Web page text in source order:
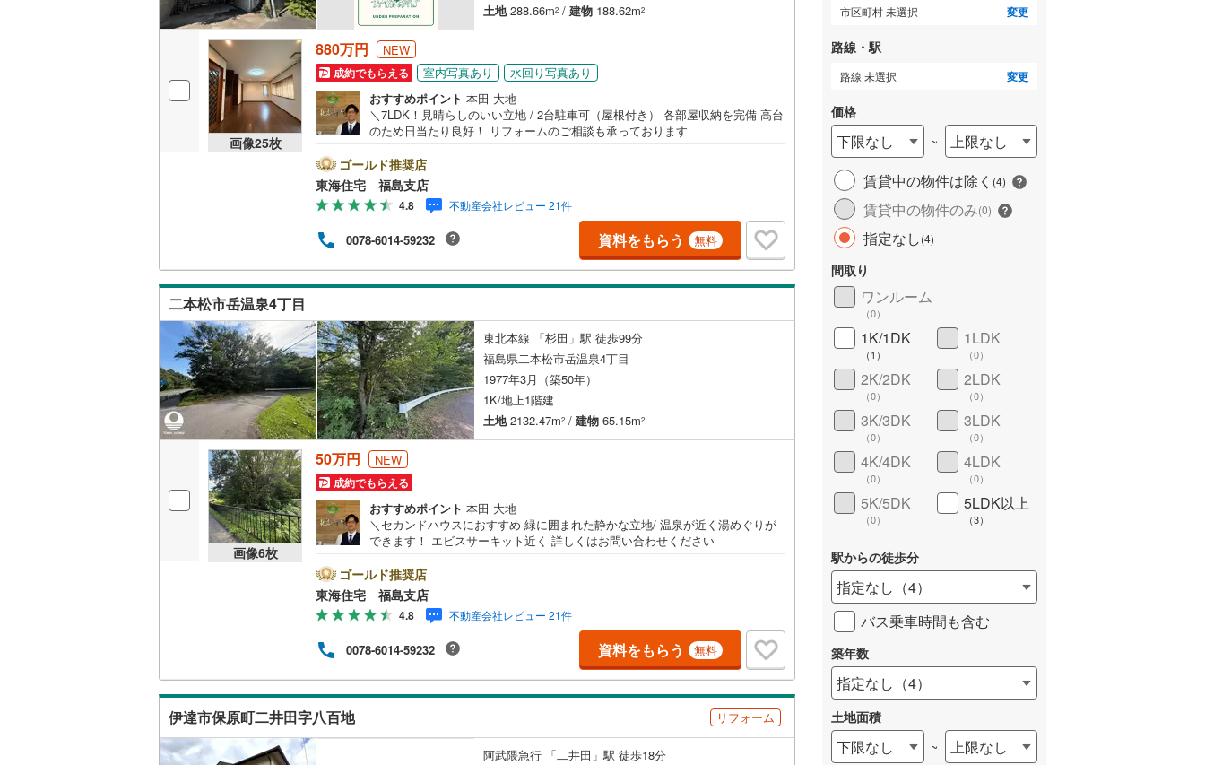
土地288.66m2 / 建物 188.62m2
画像25枚
880万円 NEW
成約でもらえる 室内写真あり
水回り写真あり
おすすめポイント 本田 大地
＼7LDK！見晴らしのいい立地 / 2台駐車可（屋根付き） 各部屋収納を完備 高台
のため日当たり良好！ リフォームのご相談も承っております
ゴールド推奨店
東海住宅 福島支店
4.8 不動産会社レビュー 21件
0078-6014-59232 資料をもらう 無料
二本松市岳温泉4丁目
東北本線 「杉田」駅 徒歩99分
福島県二本松市岳温泉4丁目
1977年3月（築50年）
1K/地上1階建
土地2132.47m2 / 建物 65.15m2
画像6枚
50万円 NEW
成約でもらえる
おすすめポイント 本田 大地
＼セカンドハウスにおすすめ 緑に囲まれた静かな立地/ 温泉が近く湯めぐりが
できます！ エビスサーキット近く 詳しくはお問い合わせください
ゴールド推奨店
東海住宅 福島支店
4.8 不動産会社レビュー 21件
0078-6014-59232 資料をもらう 無料
伊達市保原町二井田字八百地 リフォーム
阿武隈急行 「二井田」駅 徒歩18分
市区町村 未選択 変更
路線・駅
路線 未選択 変更
価格
下限なし ~
上限なし
賃貸中の物件は除く (4)
賃貸中の物件のみ(0)
指定なし(4)
間取り
ワンルーム
（0）
1K/1DK
（1 ）
1LDK
（0）
2K/2DK
（0）
2LDK
（0）
3K/3DK
（0）
3LDK
（0）
4K/4DK
（0）
4LDK
（0）
5K/5DK
（0）
5LDK以上
（3）
駅からの徒歩分
指定なし （4）
バス乗車時間も含む
築年数
指定なし （4）
土地面積
下限なし ~ 上限なし
収納
ウォークインクローゼット
（2）
床下収納
バルコニー、庭
ウッドデッキあり
構造・規模・施工・品質・工法関連
耐震、免震、制震構造
（0）
住宅性能評価付き（0） 長期優良住宅（0
オンライン対応
オンライン内見(相談)可（3） IT重説可
オンライン対応とは？ 詳しく見る